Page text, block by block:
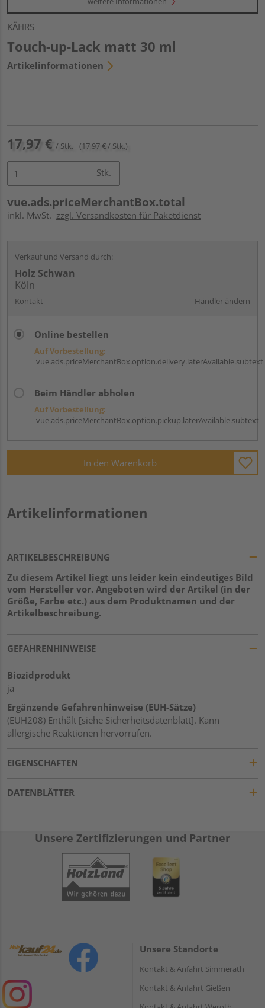
KÄHRS
Touch-up-Lack matt 30 ml
Artikelinformationen
17,97 € / Stk. (17,97 € / Stk.)
Stk.
vue.ads.priceMerchantBox.total
inkl. MwSt. zzgl. Versandkosten für Paketdienst
Verkauf und Versand durch:
Holz Schwan
Köln
Kontakt Händler ändern
Online bestellen
Auf Vorbestellung:
vue.ads.priceMerchantBox.option.delivery.laterAvailable.subtext
Beim Händler abholen
Auf Vorbestellung:
vue.ads.priceMerchantBox.option.pickup.laterAvailable.subtext
In den Warenkorb
Artikelinformationen
ARTIKELBESCHREIBUNG
Zu diesem Artikel liegt uns leider kein eindeutiges Bild
vom Hersteller vor. Angeboten wird der Artikel (in der
Größe, Farbe etc.) aus dem Produktnamen und der
Artikelbeschreibung.
GEFAHRENHINWEISE
Biozidprodukt
ja
Ergänzende Gefahrenhinweise (EUH-Sätze)
(EUH208) Enthält [siehe Sicherheitsdatenblatt]. Kann
allergische Reaktionen hervorrufen.
EIGENSCHAFTEN
DATENBLÄTTER
Unsere Zertifizierungen und Partner
Unsere Standorte
Kontakt & Anfahrt Simmerath
Kontakt & Anfahrt Gießen